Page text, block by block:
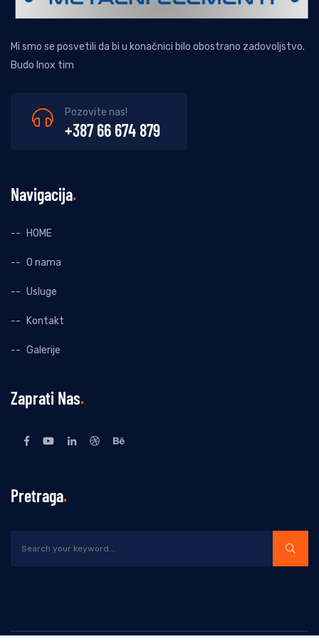
Mi smo se posvetili da bi u konačnici bilo obostrano zadovoljstvo.
Budo Inox tim
Pozovite nas!
+387 66 674 879
Navigacija
HOME
O nama
Usluge
Kontakt
Galerije
Zaprati Nas
Pretraga